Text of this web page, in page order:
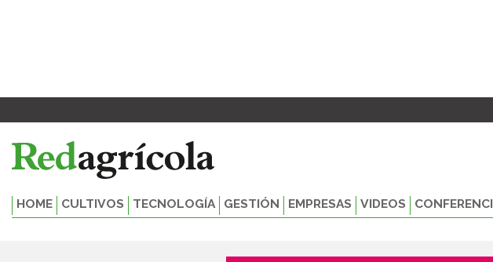
HOME CULTIVOS TECNOLOGÍA GESTIÓN EMPRESAS VIDEOS